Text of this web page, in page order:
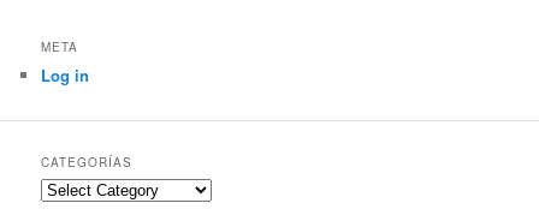
META
Log in
CATEGORÍAS
Categorías